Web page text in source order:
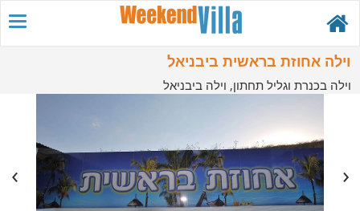
וילה אחוזת בראשית ביבניאל
וילה בכנרת וגליל תחתון, וילה ביבניאל